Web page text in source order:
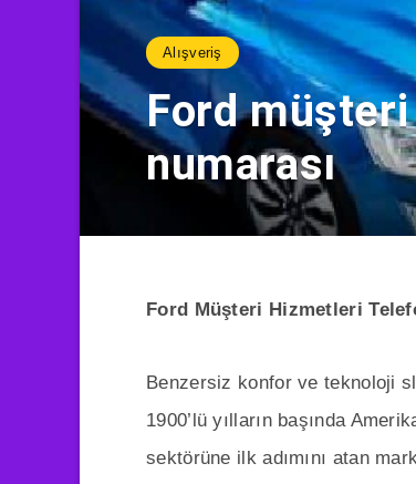
Alışveriş
Ford
numarası
Ford Müşteri Hizmetleri
Benzersiz konfor ve teknoloji
1900’lü yılların başında
sektörüne ilk adımını atan